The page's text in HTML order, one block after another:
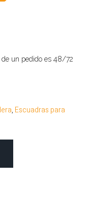
de un pedido es 48/72
, Escuadras para